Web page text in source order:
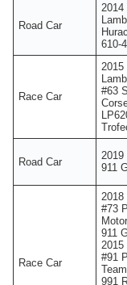
Road Car
2014
610-4
Race Car
2015
#63
Road Car
911
Race Car
#73
911
#91
991